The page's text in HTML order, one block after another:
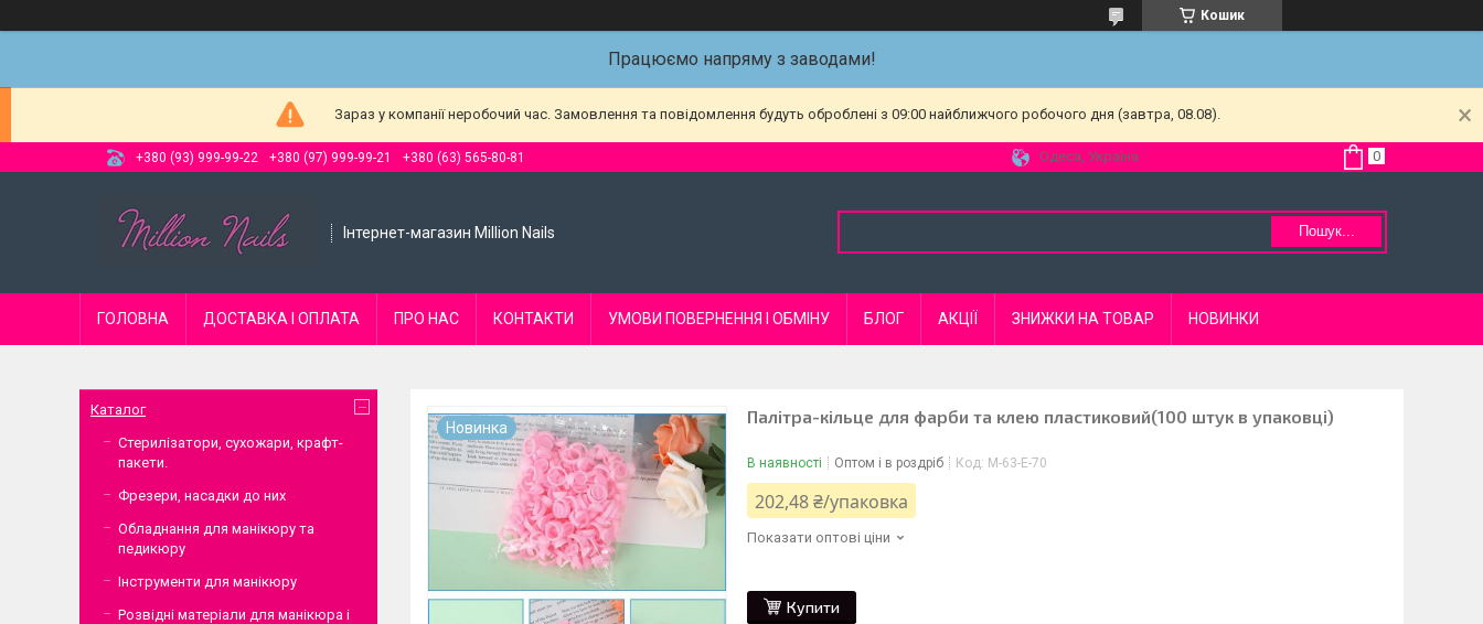
Кошик
Працюємо напряму з заводами!
Зараз у компанії неробочий час. Замовлення та повідомлення будуть оброблені з 09:00 найближчого робочого дня (завтра, 08.08).
+380 (93) 999-99-22 +380 (97) 999-99-21 +380 (63) 565-80-81 Одеса, Україна
Інтернет-магазин Million Nails Пошук...
ГОЛОВНА ДОСТАВКА І ОПЛАТА ПРО НАС КОНТАКТИ УМОВИ ПОВЕРНЕННЯ І ОБМІНУ БЛОГ АКЦІЇ ЗНИЖКИ НА ТОВАР НОВИНКИ
Новинка
Палітра-кільце для фарби та клею пластиковий(100 штук в упаковці)
В наявності Оптом і в роздріб Код: М-63-Е-70
202,48 ₴/упаковка
Показати оптові ціни
Купити
Каталог
Стерилізатори, сухожари, крафт-
пакети.
Фрезери, насадки до них
Обладнання для манікюру та
педикюру
Інструменти для манікюру
Розвідні матеріали для манікюра і